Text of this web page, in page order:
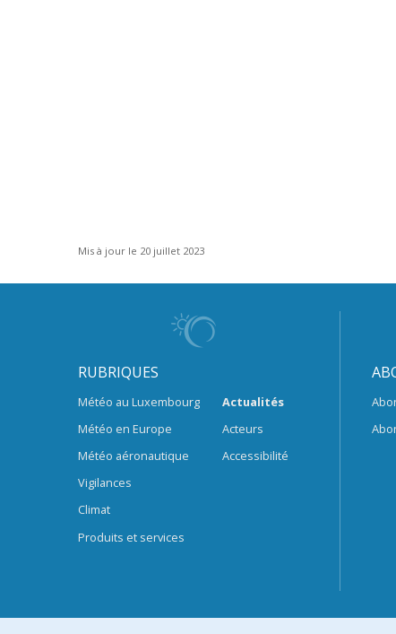
Mis à jour le 20 juillet 2023
RUBRIQUES
Météo au Luxembourg
Météo en Europe
Météo aéronautique
Vigilances
Climat
Produits et services
Actualités
Acteurs
Accessibilité